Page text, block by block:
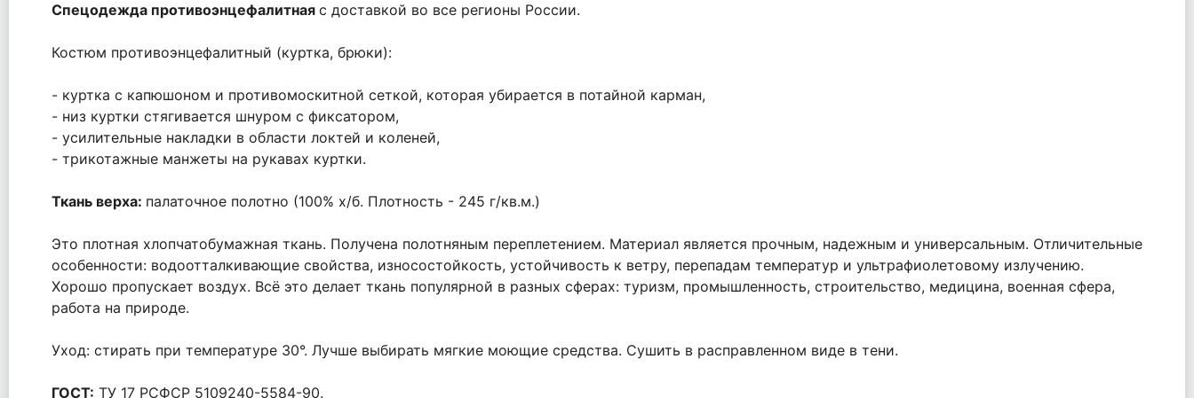
Спецодежда противоэнцефалитная с доставкой во все регионы России.
Костюм противоэнцефалитный (куртка, брюки):
- куртка с капюшоном и противомоскитной сеткой, которая убирается в потайной карман,
- низ куртки стягивается шнуром с фиксатором,
- усилительные накладки в области локтей и коленей,
- трикотажные манжеты на рукавах куртки.
Ткань верха: палаточное полотно (100% х/б. Плотность - 245 г/кв.м.)
Это плотная хлопчатобумажная ткань. Получена полотняным переплетением. Материал является прочным, надежным и универсальным. Отличительные
особенности: водоотталкивающие свойства, износостойкость, устойчивость к ветру, перепадам температур и ультрафиолетовому излучению.
Хорошо пропускает воздух. Всё это делает ткань популярной в разных сферах: туризм, промышленность, строительство, медицина, военная сфера,
работа на природе.
Уход: стирать при температуре 30°. Лучше выбирать мягкие моющие средства. Сушить в расправленном виде в тени.
ГОСТ: ТУ 17 РСФСР 5109240-5584-90.